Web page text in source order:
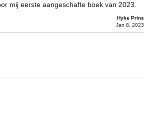
mij eerste aangeschafte boek van 2023.
Hyke Prins
Jan 8, 2023